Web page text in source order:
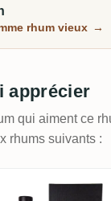
rhum vieux →
apprécier
qui aiment ce
rhums suivants :